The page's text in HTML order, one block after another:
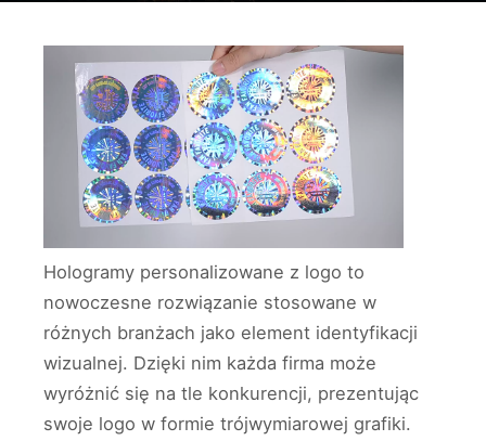
Hologramy personalizowane z logo to
nowoczesne rozwiązanie stosowane w
różnych branżach jako element identyfikacji
wizualnej. Dzięki nim każda firma może
wyróżnić się na tle konkurencji, prezentując
swoje logo w formie trójwymiarowej grafiki.